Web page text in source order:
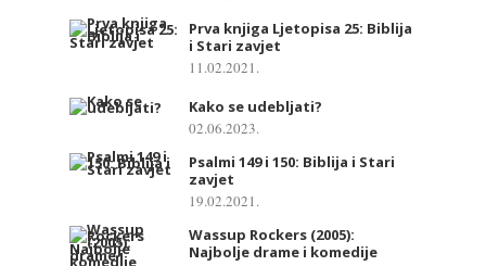
Prva knjiga Ljetopisa 25: Biblija
i Stari zavjet
11.02.2021.
Kako se udebljati?
02.06.2023.
Psalmi 149 i 150: Biblija i Stari
zavjet
19.02.2021.
Wassup Rockers (2005):
Najbolje drame i komedije